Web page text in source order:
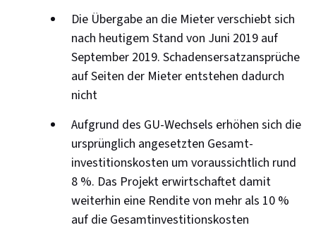
Die Übergabe an die Mieter verschiebt sich
nach heutigem Stand von Juni 2019 auf
September 2019. Schadensersatzansprüche
auf Seiten der Mieter entstehen dadurch
nicht
Aufgrund des GU-Wechsels erhöhen sich die
ur­sprünglich angesetzten Gesamt­
investitions­kosten um voraus­sichtlich rund
8 %. Das Projekt er­wirtschaftet damit
weiterhin eine Rendite von mehr als 10 %
auf die Gesamt­investitions­kosten